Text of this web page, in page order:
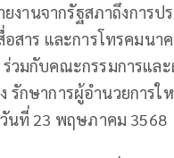
งานจากรัฐสภาถึงการ
อสาร และการโทรคมน
ร่วมกับคณะกรรมการแ
รักษาการผู้อำนวยกา
นที่ 23 พฤษภาคม 3568